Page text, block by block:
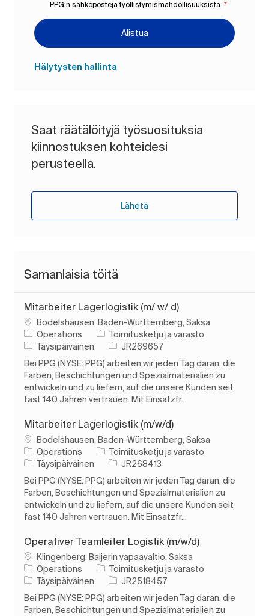
PPG:n sähköposteja työllistymismahdollisuuksista. *
Alistua
Hälytysten hallinta
Saat räätälöityjä työsuosituksia
kiinnostuksen kohteidesi
perusteella.
Lähetä
Samanlaisia töitä
Mitarbeiter Lagerlogistik (m/ w/ d)
PaikkaBodelshausen, Baden-Württemberg, Saksa
Operations
Luokka
Toimitusketju ja varasto
Työn tyyppi
Täysipäiväinen Työn tunnus
JR269657
Bei PPG (NYSE: PPG) arbeiten wir jeden Tag daran, die
Farben, Beschichtungen und Spezialmaterialien zu
entwickeln und zu liefern, auf die unsere Kunden seit
fast 140 Jahren vertrauen. Mit Einsatzfr...
Mitarbeiter Lagerlogistik (m/w/d)
PaikkaBodelshausen, Baden-Württemberg, Saksa
Operations
Luokka
Toimitusketju ja varasto
Työn tyyppi
Täysipäiväinen Työn tunnus
JR268413
Bei PPG (NYSE: PPG) arbeiten wir jeden Tag daran, die
Farben, Beschichtungen und Spezialmaterialien zu
entwickeln und zu liefern, auf die unsere Kunden seit
fast 140 Jahren vertrauen. Mit Einsatzfr...
Operativer Teamleiter Logistik (m/w/d)
PaikkaKlingenberg, Baijerin vapaavaltio, Saksa
Operations
Luokka
Toimitusketju ja varasto
Työn tyyppi
Täysipäiväinen Työn tunnus
JR2518457
Bei PPG (NYSE: PPG) arbeiten wir jeden Tag daran, die
Farben, Beschichtungen und Spezialmaterialien zu